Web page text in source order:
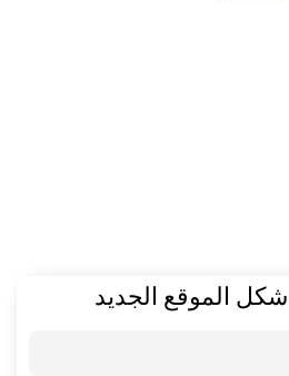
الموقع الجديد